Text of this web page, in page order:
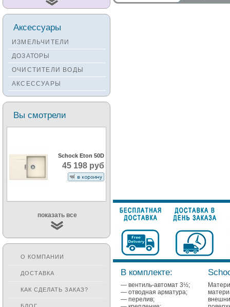
В комплекте:
— вентиль-автомат 3½;
— отводная арматура;
— перелив;
Смесители ZORG
Смесители KANTERA
Смесители SEAMAN
Смесители
Zigmund&Shtain
Смесители OULIN
Смесители под бронзу
Аксессуары
ИЗМЕЛЬЧИТЕЛИ
ДОЗАТОРЫ
ОЧИСТИТЕЛИ ВОДЫ
АКСЕССУАРЫ
Вы смотрели
Schock Eton 50D
45 198 руб
показать все
О КОМПАНИИ
ДОСТАВКА
КАК СДЕЛАТЬ ЗАКАЗ?